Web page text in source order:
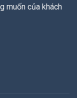
muốn của khách